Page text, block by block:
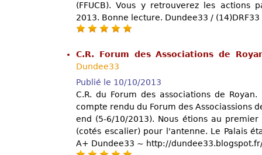
(FFUCB). Vous y retrouverez les actions
2013. Bonne lecture. Dundee33 / (14)DRF33
C.R. Forum des Associations de
Dundee33
Publié le 10/10/2013
C.R. du Forum des associations de
compte rendu du Forum des Associassions
end (5-6/10/2013). Nous étions au
(cotés escalier) pour l'antenne. Le Palais
A+ Dundee33 ~ http://